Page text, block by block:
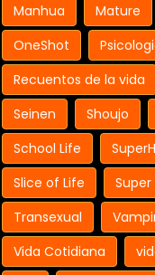
Manhua
Mature
OneShot
Recuentos de la vida
Seinen
Shoujo
School Life
Slice of Life
Super
Transexual
Vida Cotidiana